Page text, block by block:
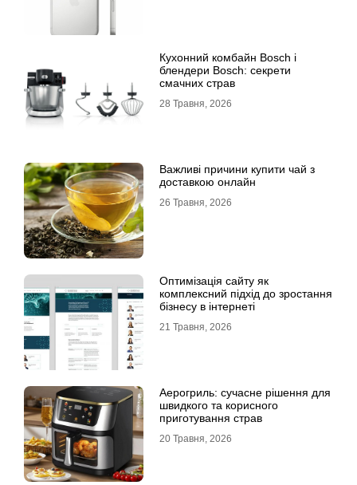
Кухонний комбайн Bosch і
блендери Bosch: секрети
смачних страв
28 Травня, 2026
Важливі причини купити чай з
доставкою онлайн
26 Травня, 2026
Оптимізація сайту як
комплексний підхід до зростання
бізнесу в інтернеті
21 Травня, 2026
Аерогриль: сучасне рішення для
швидкого та корисного
приготування страв
20 Травня, 2026